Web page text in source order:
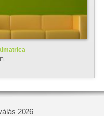
2026